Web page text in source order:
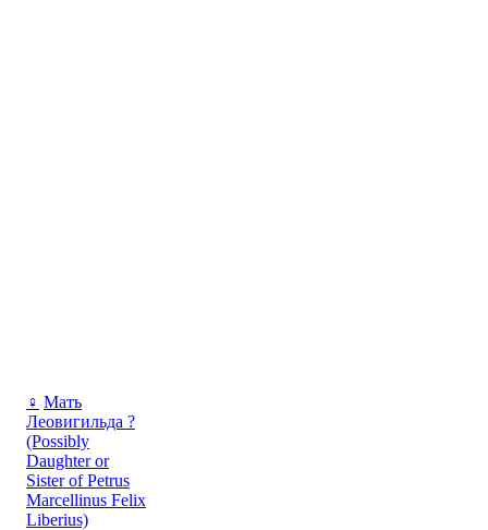
♀ Мать
Леовигильда ?
(Possibly
Daughter or
Sister of Petrus
Marcellinus Felix
Liberius)